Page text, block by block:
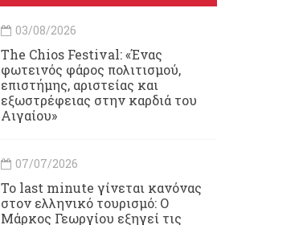
03/08/2026
Τhe Chios Festival: «Ένας
φωτεινός φάρος πολιτισμού,
επιστήμης, αριστείας και
εξωστρέφειας στην καρδιά του
Αιγαίου»
07/07/2026
Το last minute γίνεται κανόνας
στον ελληνικό τουρισμό: Ο
Μάρκος Γεωργίου εξηγεί τις